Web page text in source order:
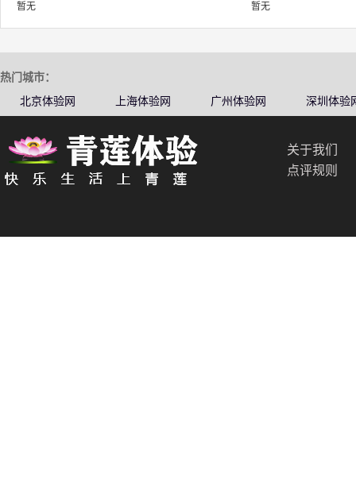
暂无 暂无
热门城市：
北京体验网
上海体验网 广州体验网 深圳体验
关于我们
点评规则